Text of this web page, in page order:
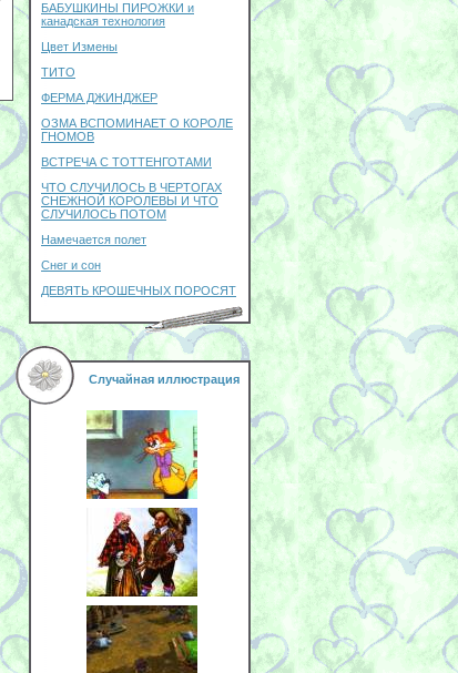
БАБУШКИНЫ ПИРОЖКИ и
канадская технология
Цвет Измены
ТИТО
ФЕРМА ДЖИНДЖЕР
ОЗМА ВСПОМИНАЕТ О КОРОЛЕ
ГНОМОВ
ВСТРЕЧА С ТОТТЕНГОТАМИ
ЧТО СЛУЧИЛОСЬ В ЧЕРТОГАХ
СНЕЖНОЙ КОРОЛЕВЫ И ЧТО
СЛУЧИЛОСЬ ПОТОМ
Намечается полет
Снег и сон
ДЕВЯТЬ КРОШЕЧНЫХ ПОРОСЯТ
Случайная иллюстрация